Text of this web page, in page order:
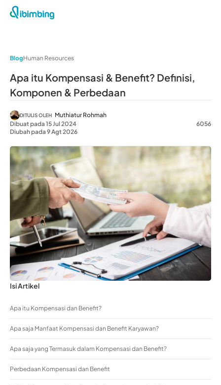
BlogHuman Resources
Apa itu Kompensasi & Benefit? Definisi,
Komponen & Perbedaan
DITULIS OLEH Muthiatur Rohmah
Dibuat pada 15 Jul 2024
Diubah pada 9 Agt 2026
6056
Isi Artikel
Apa itu Kompensasi dan Benefit?
Apa saja Manfaat Kompensasi dan Benefit Karyawan?
Apa saja yang Termasuk dalam Kompensasi dan Benefit?
Perbedaan Kompensasi dan Benefit